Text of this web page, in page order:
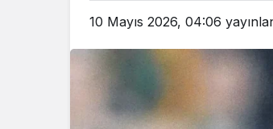
10 Mayıs 2026, 04:06